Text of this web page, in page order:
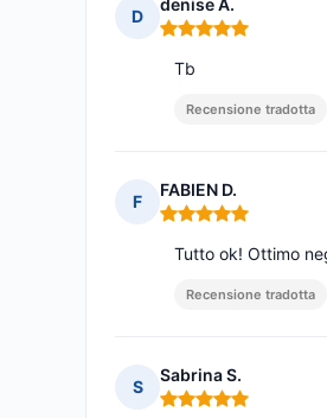
D
denise A.
Nota: 5 su 5
Tb
Recensione tradotta
F
FABIEN D.
Nota: 5 su 5
Tutto ok! Ottimo
Recensione tradotta
S
Sabrina S.
Nota: 5 su 5